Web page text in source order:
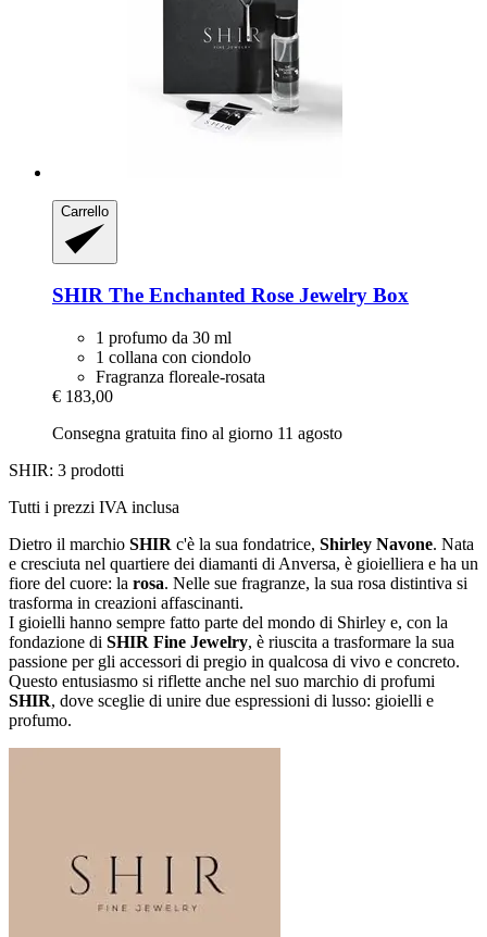
Carrello
SHIR The Enchanted Rose Jewelry Box
1 profumo da 30 ml
1 collana con ciondolo
Fragranza floreale-rosata
€ 183,00
Consegna gratuita fino al giorno 11 agosto
SHIR: 3 prodotti
Tutti i prezzi IVA inclusa
Dietro il marchio SHIR c'è la sua fondatrice, Shirley Navone. Nata
e cresciuta nel quartiere dei diamanti di Anversa, è gioielliera e ha un
fiore del cuore: la rosa. Nelle sue fragranze, la sua rosa distintiva si
trasforma in creazioni affascinanti.
I gioielli hanno sempre fatto parte del mondo di Shirley e, con la
fondazione di SHIR Fine Jewelry, è riuscita a trasformare la sua
passione per gli accessori di pregio in qualcosa di vivo e concreto.
Questo entusiasmo si riflette anche nel suo marchio di profumi
SHIR, dove sceglie di unire due espressioni di lusso: gioielli e
profumo.